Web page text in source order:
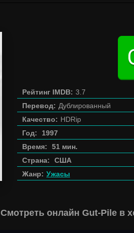
Рейтинг IMDB: 3.7
Перевод: Дублированный
Качество: HDRip
Год:
1997
Время:
51 мин.
Страна:
США
Жанр: Ужасы
Смотреть онлайн Gut-Pile в